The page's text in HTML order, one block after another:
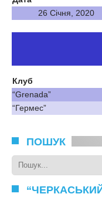
26 Січня, 2020
Клуб
“Grenada”
“Гермес”
ПОШУК